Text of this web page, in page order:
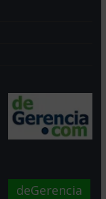
deGerencia